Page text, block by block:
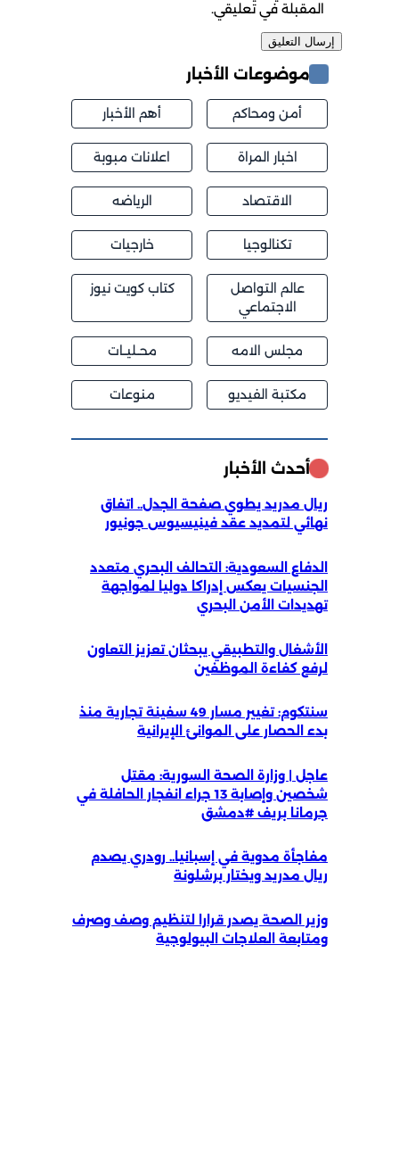
المقبلة في تعليقي.
موضوعات الأخبار
أمن ومحاكم أهم الأخبار
اخبار المراة اعلانات مبوبة
الاقتصاد الرياضه
تكنالوجيا خارجيات
عالم التواصل
الاجتماعي
كتاب كويت نيوز
مجلس الامه محــليــات
مكتبة الفيديو منوعات
أحدث الأخبار
ريال مدريد يطوي صفحة الجدل.. اتفاق
نهائي لتمديد عقد فينيسيوس جونيور
الدفاع السعودية: التحالف البحري متعدد
الجنسيات يعكس إدراكا دوليا لمواجهة
تهديدات الأمن البحري
الأشغال والتطبيقي يبحثان تعزيز التعاون
لرفع كفاءة الموظفين
سنتكوم: تغيير مسار 49 سفينة تجارية منذ
بدء الحصار على الموانئ الإيرانية
عاجل | وزارة الصحة السورية: مقتل
شخصين وإصابة 13 جراء انفجار الحافلة في
جرمانا بريف #دمشق
مفاجأة مدوية في إسبانيا.. رودري يصدم
ريال مدريد ويختار برشلونة
وزير الصحة يصدر قرارا لتنظيم وصف وصرف
ومتابعة العلاجات البيولوجية